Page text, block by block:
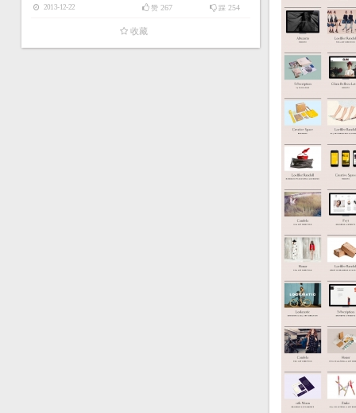
2013-12-22 踩 254
赞 267
收藏